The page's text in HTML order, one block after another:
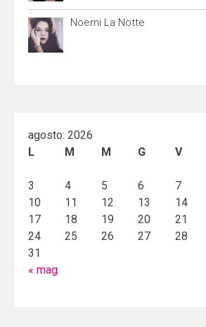
Noemi La Notte
agosto: 2026
L
M M G V
« mag
3
4 5 6 7
10
11 12 13 14
17
18 19 20 21
24
25 26 27 28
31